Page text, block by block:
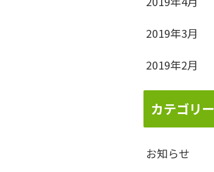
2019年3月
2019年2月
カテゴリー
お知らせ